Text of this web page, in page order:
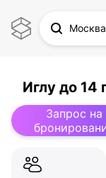
Москва
Иглу до 14
Запрос на